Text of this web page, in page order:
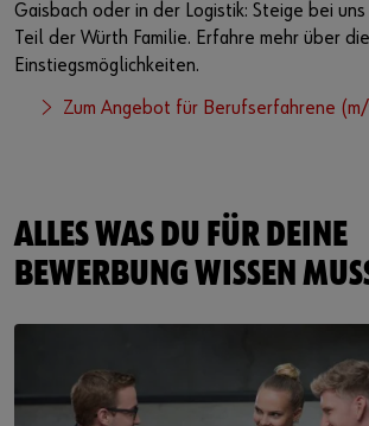
Gaisbach oder in der Logistik: Steige bei
Teil der Würth Familie. Erfahre mehr über
Einstiegsmöglichkeiten.
Zum Angebot für Berufserfahrene
ALLES WAS DU FÜR DEINE
BEWERBUNG WISSEN